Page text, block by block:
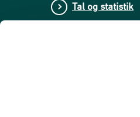
Tal og statistik